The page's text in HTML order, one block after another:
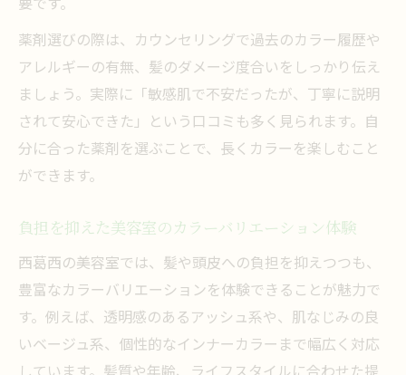
薬剤選びの際は、カウンセリングで過去のカラー履歴や
アレルギーの有無、髪のダメージ度合いをしっかり伝え
ましょう。実際に「敏感肌で不安だったが、丁寧に説明
されて安心できた」という口コミも多く見られます。自
分に合った薬剤を選ぶことで、長くカラーを楽しむこと
ができます。
負担を抑えた美容室のカラーバリエーション体験
西葛西の美容室では、髪や頭皮への負担を抑えつつも、
豊富なカラーバリエーションを体験できることが魅力で
す。例えば、透明感のあるアッシュ系や、肌なじみの良
いベージュ系、個性的なインナーカラーまで幅広く対応
しています。髪質や年齢、ライフスタイルに合わせた提